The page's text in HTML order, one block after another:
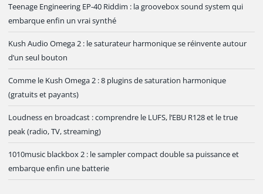
Teenage Engineering EP-40 Riddim : la groovebox sound system qui
embarque enfin un vrai synthé
Kush Audio Omega 2 : le saturateur harmonique se réinvente autour
d’un seul bouton
Comme le Kush Omega 2 : 8 plugins de saturation harmonique
(gratuits et payants)
Loudness en broadcast : comprendre le LUFS, l’EBU R128 et le true
peak (radio, TV, streaming)
1010music blackbox 2 : le sampler compact double sa puissance et
embarque enfin une batterie